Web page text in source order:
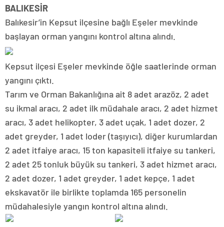
BALIKESİR
Balıkesir’in Kepsut ilçesine bağlı Eşeler mevkinde
başlayan orman yangını kontrol altına alındı.
Kepsut ilçesi Eşeler mevkinde öğle saatlerinde orman
yangını çıktı.
Tarım ve Orman Bakanlığına ait 8 adet arazöz, 2 adet
su ikmal aracı, 2 adet ilk müdahale aracı, 2 adet hizmet
aracı, 3 adet helikopter, 3 adet uçak, 1 adet dozer, 2
adet greyder, 1 adet loder (taşıyıcı), diğer kurumlardan
2 adet itfaiye aracı, 15 ton kapasiteli itfaiye su tankeri,
2 adet 25 tonluk büyük su tankeri, 3 adet hizmet aracı,
2 adet dozer, 1 adet greyder, 1 adet kepçe, 1 adet
ekskavatör ile birlikte toplamda 165 personelin
müdahalesiyle yangın kontrol altına alındı.